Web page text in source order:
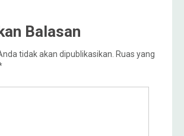
Balasan
tidak akan dipublikasikan. Ruas yang